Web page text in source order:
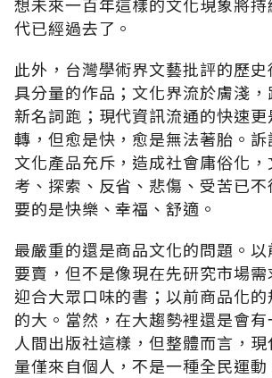
代已經過去了。
此外，台灣學術界文藝批評的歷
具分量的作品；文化界流於膚淺
新名詞跑；現代資訊流通的快速
轉，但愈是快，愈是無法著胎。
文化產品充斥，造成社會庸俗化
考、探索、反省、悲傷、受苦已
要的是快樂、幸福、舒適。
最嚴重的還是商品文化的問題。
要賣，但不是像現在先研究市場
迎合大眾口味的書；以前商品化
的大。當然，在大趨勢裡還是會
人間出版社這樣，但整體而言，
量僅來自個人，不是一種全民運動